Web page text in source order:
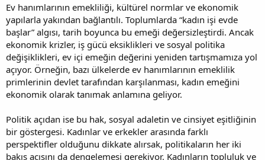
Ev hanımlarının emekliliği, kültürel normlar ve ekonomik
yapılarla yakından bağlantılı. Toplumlarda “kadın işi evde
başlar” algısı, tarih boyunca bu emeği değersizleştirdi. Ancak
ekonomik krizler, iş gücü eksiklikleri ve sosyal politika
değişiklikleri, ev içi emeğin değerini yeniden tartışmamıza yol
açıyor. Örneğin, bazı ülkelerde ev hanımlarının emeklilik
primlerinin devlet tarafından karşılanması, kadın emeğini
ekonomik olarak tanımak anlamına geliyor.
Politik açıdan ise bu hak, sosyal adaletin ve cinsiyet eşitliğinin
bir göstergesi. Kadınlar ve erkekler arasında farklı
perspektifler olduğunu dikkate alırsak, politikaların her iki
bakış açısını da dengelemesi gerekiyor. Kadınların topluluk ve